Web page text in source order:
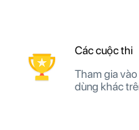
Các cuộc thi
Tham gia
dùng khác